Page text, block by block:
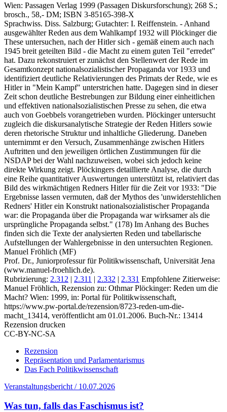
Wien: Passagen Verlag 1999 (Passagen Diskursforschung); 268 S.;
brosch., 58,- DM; ISBN 3-85165-398-X
Sprachwiss. Diss. Salzburg; Gutachter: I. Reiffenstein. - Anhand
ausgewählter Reden aus dem Wahlkampf 1932 will Plöckinger die
These untersuchen, nach der Hitler sich - gemäß einem auch nach
1945 breit geteilten Bild - die Macht zu einem guten Teil "erredet"
hat. Dazu rekonstruiert er zunächst den Stellenwert der Rede im
Gesamtkonzept nationalsozialistischer Propaganda vor 1933 und
identifiziert deutliche Relativierungen des Primats der Rede, wie es
Hitler in "Mein Kampf" unterstrichen hatte. Dagegen sind in dieser
Zeit schon deutliche Bestrebungen zur Bildung einer einheitlichen
und effektiven nationalsozialistischen Presse zu sehen, die etwa
auch von Goebbels vorangetrieben wurden. Plöckinger untersucht
zugleich die diskursanalytische Strategie der Reden Hitlers sowie
deren rhetorische Struktur und inhaltliche Gliederung. Daneben
unternimmt er den Versuch, Zusammenhänge zwischen Hitlers
Auftritten und den jeweiligen örtlichen Zustimmungen für die
NSDAP bei der Wahl nachzuweisen, wobei sich jedoch keine
direkte Wirkung zeigt. Plöckingers detaillierte Analyse, die durch
eine Reihe quantitativer Auswertungen unterstützt ist, relativiert das
Bild des wirkmächtigen Redners Hitler für die Zeit vor 1933: "Die
Ergebnisse lassen vermuten, daß der Mythos des 'unwiderstehlichen
Redners' Hitler ein Konstrukt nationalsozialistischer Propaganda
war: die Propaganda über die Propaganda war wirksamer als die
ursprüngliche Propaganda selbst." (178) Im Anhang des Buches
finden sich die Texte der analysierten Reden und tabellarische
Aufstellungen der Wahlergebnisse in den untersuchten Regionen.
Manuel Fröhlich (MF)
Prof. Dr., Juniorprofessur für Politikwissenschaft, Universität Jena
(www.manuel-froehlich.de).
Rubrizierung: 2.312 | 2.311 | 2.332 | 2.331 Empfohlene Zitierweise:
Manuel Fröhlich, Rezension zu: Othmar Plöckinger: Reden um die
Macht? Wien: 1999, in: Portal für Politikwissenschaft,
https://www.pw-portal.de/rezension/8723-reden-um-die-
macht_13414, veröffentlicht am 01.01.2006. Buch-Nr.: 13414
Rezension drucken
CC-BY-NC-SA
Rezension
Repräsentation und Parlamentarismus
Das Fach Politikwissenschaft
Veranstaltungsbericht / 10.07.2026
Was tun, falls das Faschismus ist?